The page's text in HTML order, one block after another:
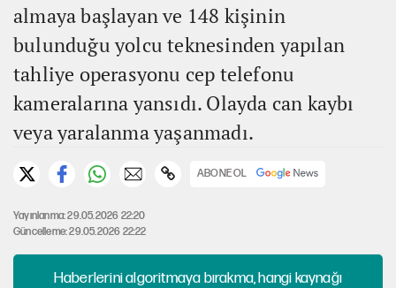
almaya başlayan ve 148 kişinin
bulunduğu yolcu teknesinden yapılan
tahliye operasyonu cep telefonu
kameralarına yansıdı. Olayda can kaybı
veya yaralanma yaşanmadı.
ABONE OL
Yayınlanma: 29.05.2026 22:20
Güncelleme: 29.05.2026 22:22
Haberlerini algoritmaya bırakma, hangi kaynağı